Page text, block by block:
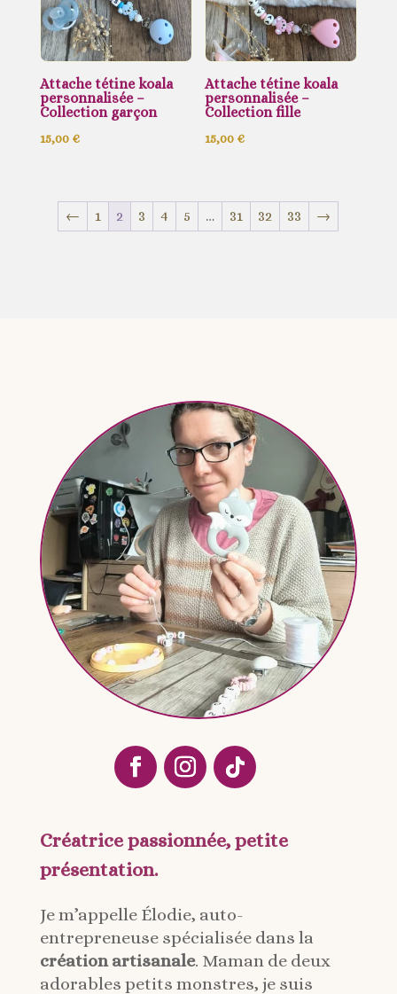
Attache tétine koala
personnalisée –
Collection garçon
15,00 €
Attache tétine koala
personnalisée –
Collection fille
15,00 €
← 1 2 3 4 5 … 31 32 33 →
Créatrice passionnée, petite
présentation.
Je m’appelle Élodie, auto-
entrepreneuse spécialisée dans la
création artisanale. Maman de deux
adorables petits monstres, je suis